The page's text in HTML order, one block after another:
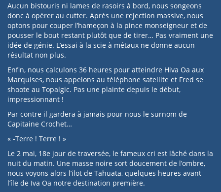
Aucun bistouris ni lames de rasoirs à bord, nous songeons
donc à opérer au cutter. Après une rejection massive, nous
optons pour couper l’hameçon à la pince monseigneur et de
pousser le bout restant plutôt que de tirer… Pas vraiment une
idée de génie. L’essai à la scie à métaux ne donne aucun
résultat non plus.
Enfin, nous calculons 36 heures pour atteindre Hiva Oa aux
Marquises, nous appelons au téléphone satellite et Fred se
shoote au Topalgic. Pas une plainte depuis le début,
impressionnant !
Par contre il gardera à jamais pour nous le surnom de
Capitaine Crochet…
« -Terre ! Terre ! »
Le 2 mai, 18e jour de traversée, le fameux cri est lâché dans la
nuit du matin. Une masse noire sort doucement de l’ombre,
nous voyons alors l’ilot de Tahuata, quelques heures avant
l’île de Iva Oa notre destination première.